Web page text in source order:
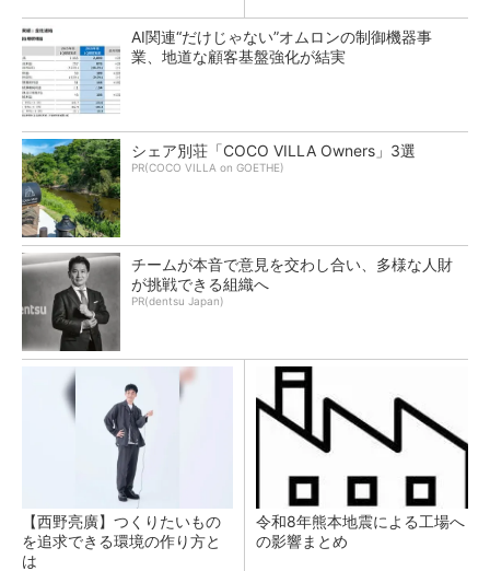
AI関連“だけじゃない”オムロンの制御機器事
業、地道な顧客基盤強化が結実
シェア別荘「COCO VILLA Owners」3選
PR(COCO VILLA on GOETHE)
チームが本音で意見を交わし合い、多様な人財
が挑戦できる組織へ
PR(dentsu Japan)
【西野亮廣】つくりたいもの
を追求できる環境の作り方と
は
令和8年熊本地震による工場へ
の影響まとめ